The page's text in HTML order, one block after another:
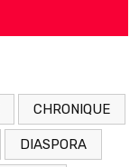
CHRONIQUE
DIASPORA